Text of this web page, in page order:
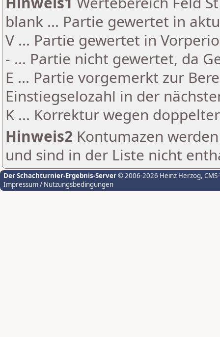
blank ... Partie gewertet in
V ... Partie gewertet in
- ... Partie nicht gewertet, da
E ... Partie vorgemerkt zur
Einstiegselozahl in der
K ... Korrektur wegen
Hinweis2 Kontumazen
und sind in der Liste nicht
Der Schachturnier-Ergebnis-Server© 2006-2026 Heinz Herzog,
Impressum / Nutzungsbedingungen